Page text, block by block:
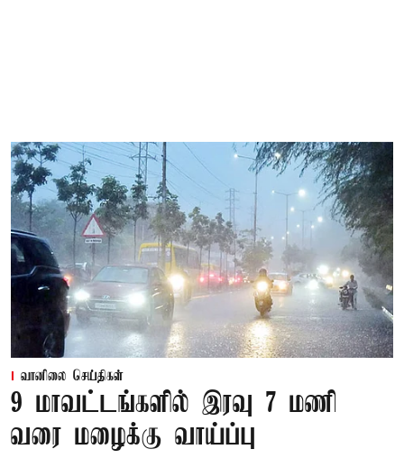
வானிலை செய்திகள்
9 மாவட்டங்களில் இரவு 7 மணி
வரை மழைக்கு வாய்ப்பு